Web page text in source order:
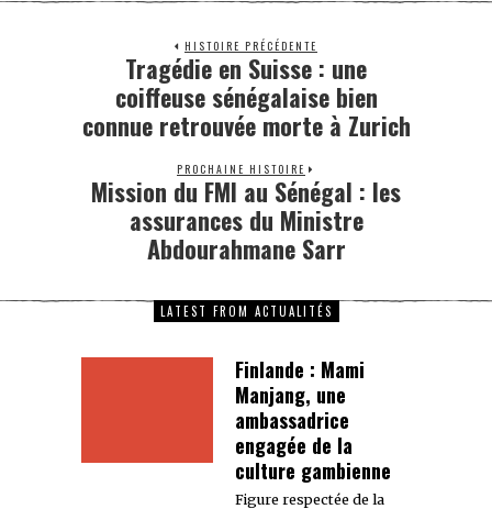
HISTOIRE PRÉCÉDENTE
Tragédie en Suisse : une
coiffeuse sénégalaise bien
connue retrouvée morte à Zurich
PROCHAINE HISTOIRE
Mission du FMI au Sénégal : les
assurances du Ministre
Abdourahmane Sarr
LATEST FROM ACTUALITÉS
Finlande : Mami
Manjang, une
ambassadrice
engagée de la
culture gambienne
Figure respectée de la